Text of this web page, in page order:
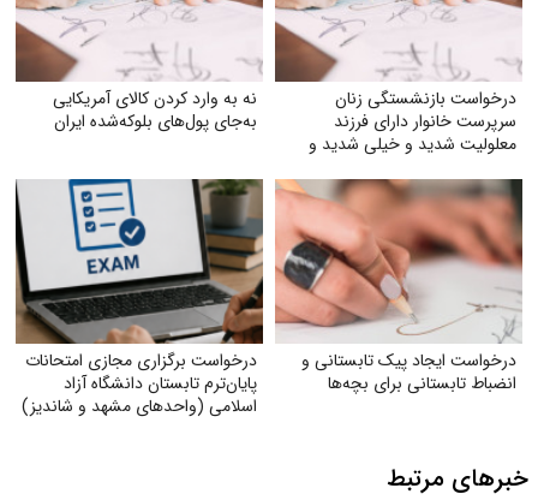
درخواست بازنشستگی زنان
سرپرست خانوار دارای فرزند
معلولیت شدید و خیلی شدید و
زیان‌آور
نه به وارد کردن کالای آمریکایی
به‌جای پول‌های بلوکه‌شده ایران
درخواست ایجاد پیک تابستانی و
انضباط تابستانی برای بچه‌ها
درخواست برگزاری مجازی امتحانات
پایان‌ترم تابستان دانشگاه آزاد
اسلامی (واحدهای مشهد و شاندیز)
خبرهای مرتبط